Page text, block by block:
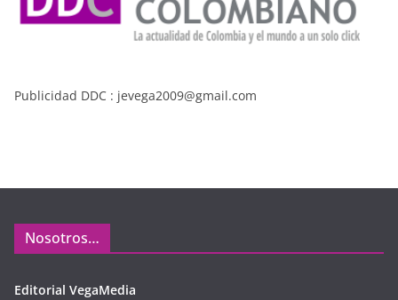
Publicidad DDC : jevega2009@gmail.com
Nosotros…
Editorial VegaMedia